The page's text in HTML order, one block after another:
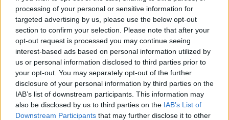
processing of your personal or sensitive information for
targeted advertising by us, please use the below opt-out
section to confirm your selection. Please note that after your
opt-out request is processed you may continue seeing
interest-based ads based on personal information utilized by
us or personal information disclosed to third parties prior to
your opt-out. You may separately opt-out of the further
disclosure of your personal information by third parties on the
IAB’s list of downstream participants. This information may
also be disclosed by us to third parties on the IAB’s List of
Downstream Participants that may further disclose it to other
07/07/2019
CASO STADIO
De Vito dal carcere scrive alla
Raggi: "Non mi dimetto da
presidente"
28/04/2019